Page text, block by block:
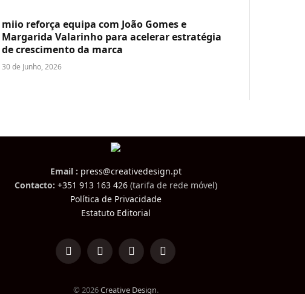
miio reforça equipa com João Gomes e
Margarida Valarinho para acelerar estratégia
de crescimento da marca
30 de Junho, 2026
Email : press@creativedesign.pt
Contacto: +351 913 163 426(tarifa de rede móvel)
Política de Privacidade
Estatuto Editorial
LinkedInFacebookInstagramTikTok
© 2026Creative Design.